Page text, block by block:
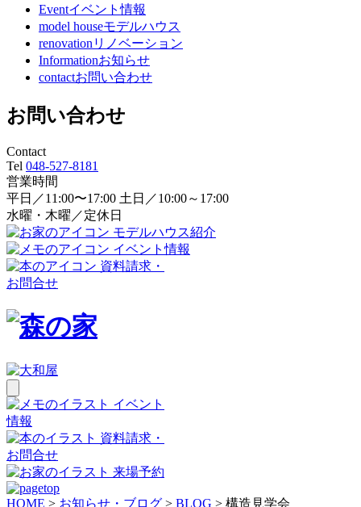
Eventイベント情報
model houseモデルハウス
renovation リノベーション
Informationお知らせ
contactお問い合わせ
お問い合わせ
Contact
Tel 048-527-8181
営業時間
平日／11:00〜17:00 土日／10:00～17:00
水曜・木曜／定休日
モデルハウス紹介
イベント情報
資料請求・
お問合せ
イベント
情報
資料請求・
お問合せ
来場予約
HOME > お知らせ・ブログ > BLOG > 構造見学会